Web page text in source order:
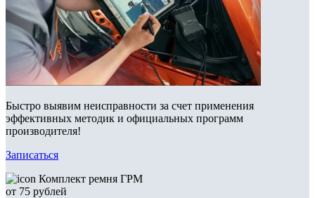
Быстро выявим неисправности за счет применения
эффективных методик и официальных программ
производителя!
Записаться
Комплект ремня ГРМ
от 75 рублей